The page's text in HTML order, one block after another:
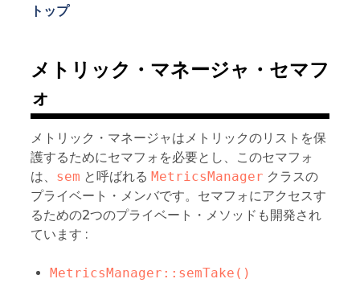
トップ
メトリック・マネージャ・セマフ
ォ
メトリック・マネージャはメトリックのリストを保
護するためにセマフォを必要とし、このセマフォ
は、 sem と呼ばれる MetricsManager クラスの
プライベート・メンバです。セマフォにアクセスす
るための2つのプライベート・メソッドも開発され
ています :
MetricsManager::semTake()